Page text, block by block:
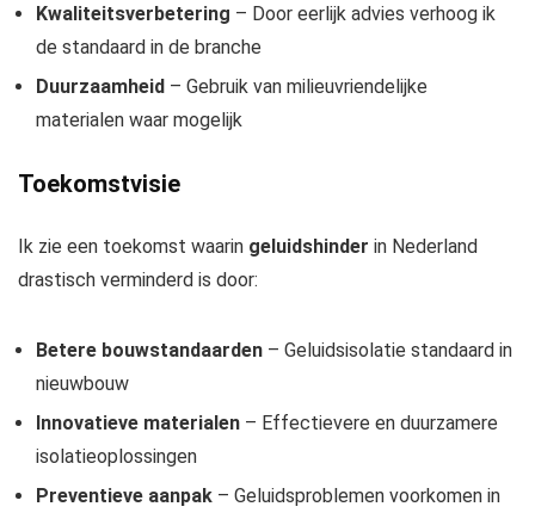
Kwaliteitsverbetering – Door eerlijk advies verhoog ik
de standaard in de branche
Duurzaamheid – Gebruik van milieuvriendelijke
materialen waar mogelijk
Toekomstvisie
Ik zie een toekomst waarin geluidshinder in Nederland
drastisch verminderd is door:
Betere bouwstandaarden – Geluidsisolatie standaard in
nieuwbouw
Innovatieve materialen – Effectievere en duurzamere
isolatieoplossingen
Preventieve aanpak – Geluidsproblemen voorkomen in